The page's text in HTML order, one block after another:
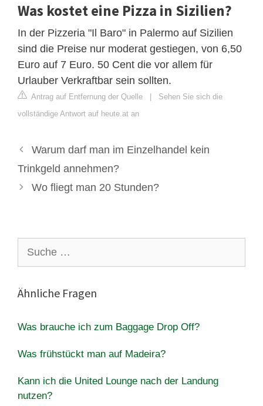
Was kostet eine Pizza in Sizilien?
In der Pizzeria "Il Baro" in Palermo auf Sizilien
sind die Preise nur moderat gestiegen, von 6,50
Euro auf 7 Euro. 50 Cent die vor allem für
Urlauber Verkraftbar sein sollten.
Antrag auf Entfernung der Quelle | Sehen Sie sich die
vollständige Antwort auf heute.at an
Warum darf man im Einzelhandel kein
Trinkgeld annehmen?
Wo fliegt man 20 Stunden?
nach:
Ähnliche Fragen
Was brauche ich zum Baggage Drop Off?
Was frühstückt man auf Madeira?
Kann ich die United Lounge nach der Landung
nutzen?